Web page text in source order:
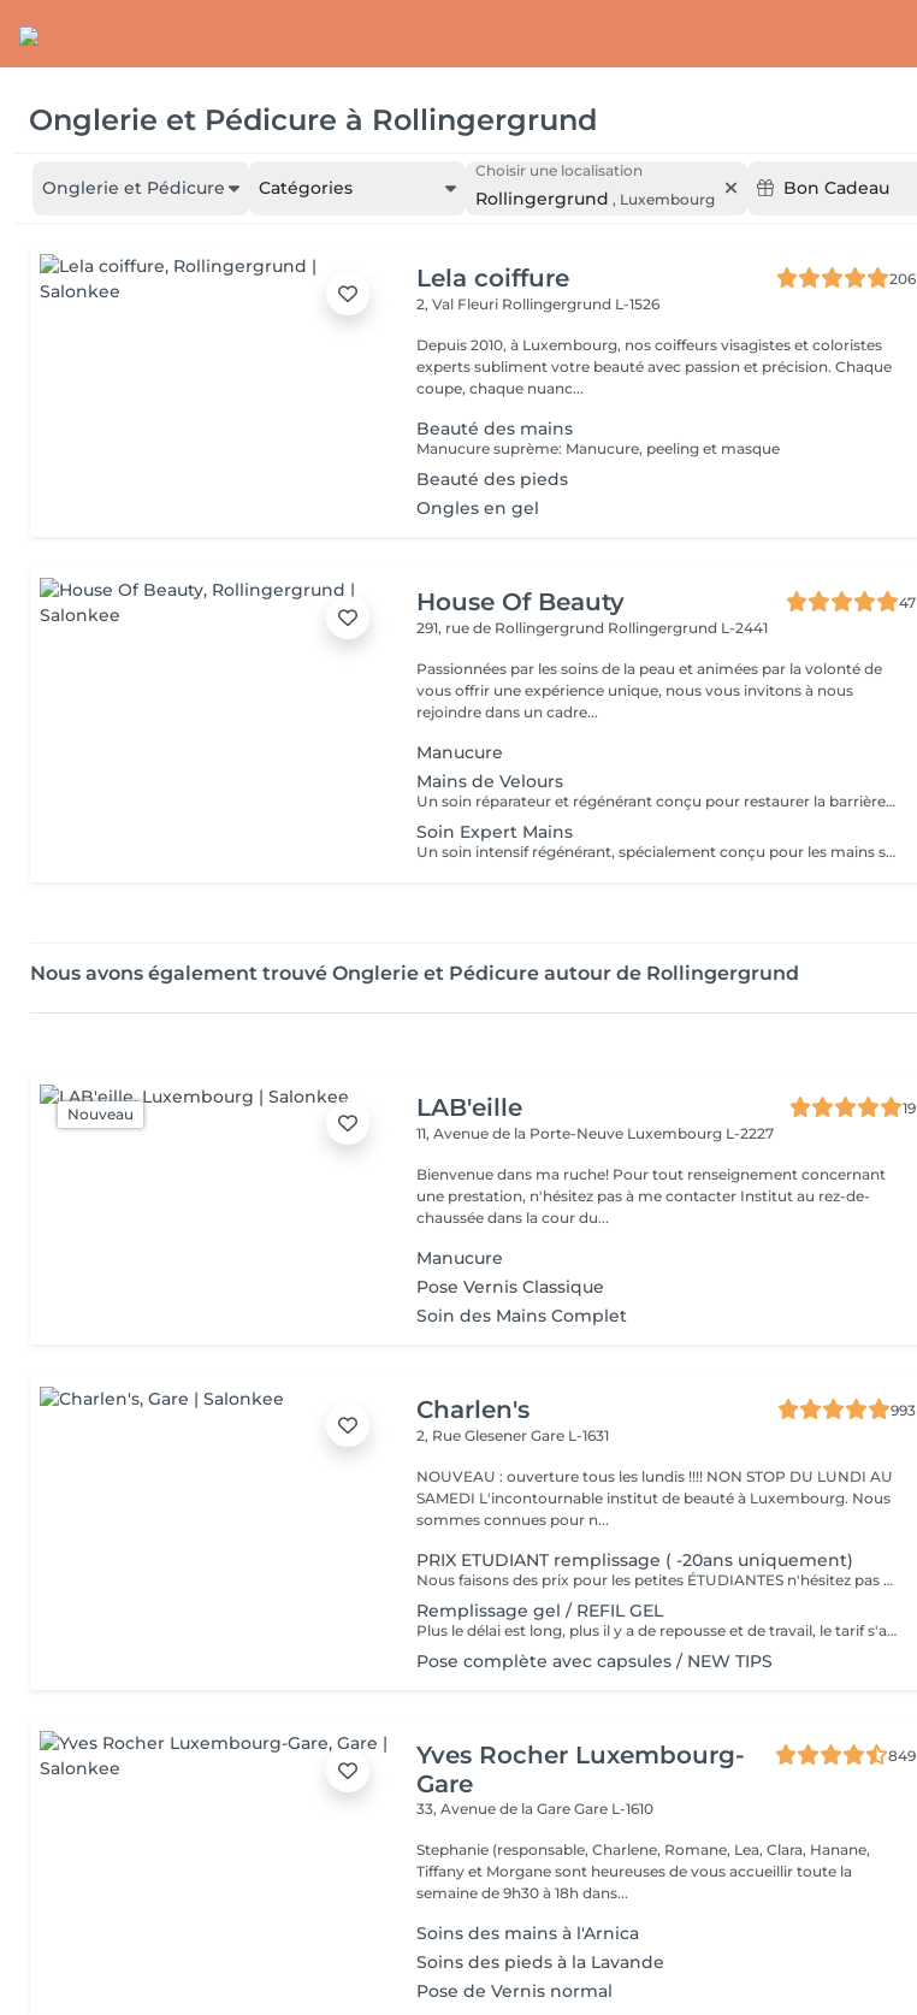
Onglerie et Pédicure à Rollingergrund
Onglerie et Pédicure Catégories
Choisir une localisation
Rollingergrund , Luxembourg
Bon Cadeau
Lela coiffure
206
2, Val Fleuri Rollingergrund L-1526
Depuis 2010, à Luxembourg, nos coiffeurs visagistes et coloristes
experts subliment votre beauté avec passion et précision. Chaque
coupe, chaque nuanc...
Beauté des mains
Manucure suprème: Manucure, peeling et masque
Beauté des pieds
Ongles en gel
House Of Beauty
47
291, rue de Rollingergrund Rollingergrund L-2441
Passionnées par les soins de la peau et animées par la volonté de
vous offrir une expérience unique, nous vous invitons à nous
rejoindre dans un cadre...
Manucure
Mains de Velours
Un soin réparateur et régénérant conçu pour restaurer la barrière cutanée et redonner confort aux mains sèches ou fragilisées. Le protocole associe un gommage exfoliant pour stimuler le renouvellement cellulaire, un masque nourrissant à haute performance et un massage ciblé favorisant la microcirculation. Les mains retrouvent une texture lisse, souple et un toucher velouté durable.
Soin Expert Mains
Un soin intensif régénérant, spécialement conçu pour les mains sèches, abîmées ou déshydratées. Après un gommage doux et l'application d'un soin nourrissant, un bain de paraffine tiède favorise la microcirculation, optimise la pénétration des actifs et améliore la souplesse cutanée. Le rituel se termine par un massage relaxant et drainant, stimulant la microcirculation et relâchant les tensions. La peau est profondément réparée, les mains retrouvent confort, élasticité et un toucher soyeux durable.
Nous avons également trouvé Onglerie et Pédicure autour de Rollingergrund
Nouveau LAB'eille
19
11, Avenue de la Porte-Neuve Luxembourg L-2227
Bienvenue dans ma ruche! Pour tout renseignement concernant
une prestation, n'hésitez pas à me contacter Institut au rez-de-
chaussée dans la cour du...
Manucure
Pose Vernis Classique
Soin des Mains Complet
Charlen's
993
2, Rue GlesenerGare L-1631
NOUVEAU : ouverture tous les lundis !!!! NON STOP DU LUNDI AU
SAMEDI L'incontournable institut de beauté à Luxembourg. Nous
sommes connues pour n...
PRIX ETUDIANT remplissage ( -20ans uniquement)
Nous faisons des prix pour les petites ÉTUDIANTES n'hésitez pas a passer
Remplissage gel / REFIL GEL
Plus le délai est long, plus il y a de repousse et de travail, le tarif s'adapte donc au temps écoulé depuis votre dernier rendez-vous. Merci de choisir le remplissage adapté
Pose complète avec capsules / NEW TIPS
Yves Rocher Luxembourg-
Gare
849
33, Avenue de la GareGare L-1610
Stephanie (responsable, Charlene, Romane, Lea, Clara, Hanane,
Tiffany et Morgane sont heureuses de vous accueillir toute la
semaine de 9h30 à 18h dans...
Soins des mains à l'Arnica
Soins des pieds à la Lavande
Pose de Vernis normal